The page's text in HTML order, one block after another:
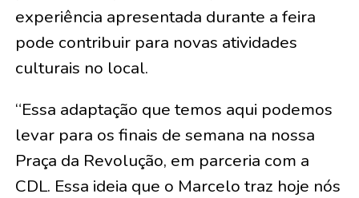
experiência apresentada durante a feira
pode contribuir para novas atividades
culturais no local.
“Essa adaptação que temos aqui podemos
levar para os finais de semana na nossa
Praça da Revolução, em parceria com a
CDL. Essa ideia que o Marcelo traz hoje nós